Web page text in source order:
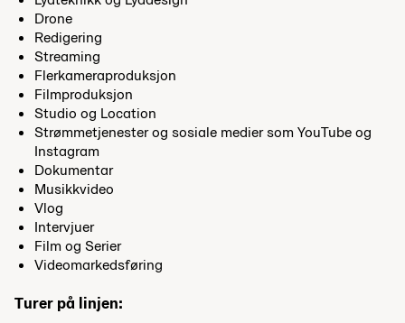
Drone
Redigering
Streaming
Flerkameraproduksjon
Filmproduksjon
Studio og Location
Strømmetjenester og sosiale medier som YouTube og
Instagram
Dokumentar
Musikkvideo
Vlog
Intervjuer
Film og Serier
Videomarkedsføring
Turer på linjen: